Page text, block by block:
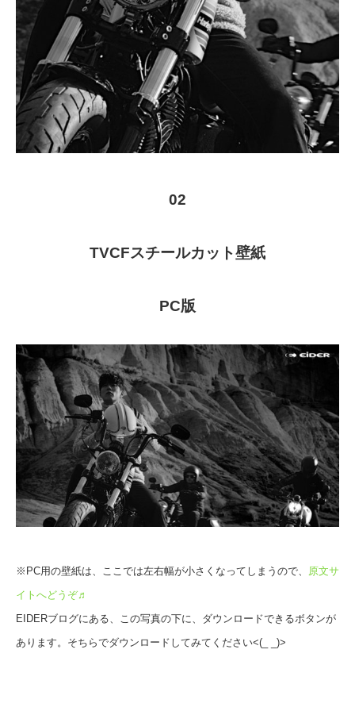
02
TVCFスチールカット壁紙
PC版
※PC用の壁紙は、ここでは左右幅が小さくなってしまうので、
原文サ
イトへどうぞ♬
EIDERブログにある、この写真の下に、ダウンロードできるボタンが
あります。そちらでダウンロードしてみてください<(_ _)>